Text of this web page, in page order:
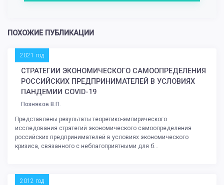
ПОХОЖИЕ ПУБЛИКАЦИИ
2021 год
СТРАТЕГИИ ЭКОНОМИЧЕСКОГО САМООПРЕДЕЛЕНИЯ
РОССИЙСКИХ ПРЕДПРИНИМАТЕЛЕЙ В УСЛОВИЯХ
ПАНДЕМИИ COVID-19
Позняков В.П.
Представлены результаты теоретико-эмпирического
исследования стратегий экономического самоопределения
российских предпринимателей в условиях экономического
кризиса, связанного с неблагоприятными для б...
2012 год